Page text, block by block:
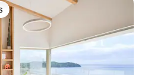
dos hóspedes